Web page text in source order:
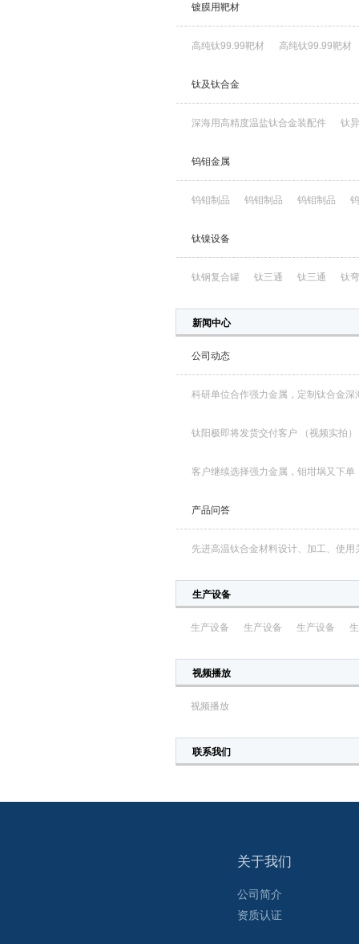
镀膜用靶材
高纯钛99.99靶材 高纯钛99.99靶材
钛及钛合金
深海用高精度温盐钛合金装配件 钛
钨钼金属
钨钼制品 钨钼制品 钨钼制品
钛镍设备
钛钢复合罐 钛三通 钛三通 钛
新闻中心
公司动态
科研单位合作强力金属，定制钛合金深
钛阳极即将发货交付客户 （视频实拍）
客户继续选择强力金属，钼坩埚又下
产品问答
先进高温钛合金材料设计、加工、使用
生产设备
生产设备 生产设备 生产设备
视频播放
视频播放
联系我们
关于我们
公司简介
资质认证